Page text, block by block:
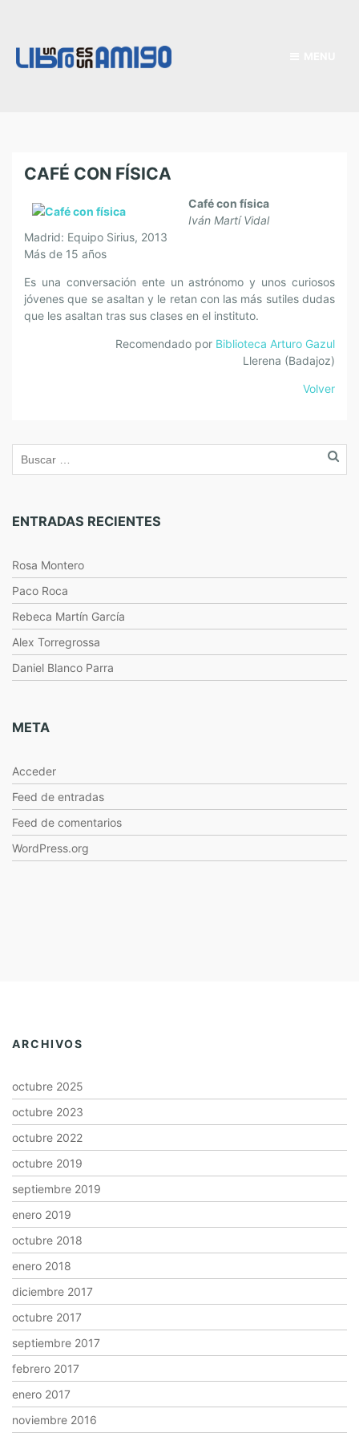
CAFÉ CON FÍSICA
Café con física
Iván Martí Vidal
Madrid: Equipo Sirius, 2013
Más de 15 años
Es una conversación ente un astrónomo y unos curiosos
jóvenes que se asaltan y le retan con las más sutiles dudas
que les asaltan tras sus clases en el instituto.
Recomendado por Biblioteca Arturo Gazul
Llerena (Badajoz)
Volver
ENTRADAS RECIENTES
Rosa Montero
Paco Roca
Rebeca Martín García
Alex Torregrossa
Daniel Blanco Parra
META
Acceder
Feed de entradas
Feed de comentarios
WordPress.org
ARCHIVOS
octubre 2025
octubre 2023
octubre 2022
octubre 2019
septiembre 2019
enero 2019
octubre 2018
enero 2018
diciembre 2017
octubre 2017
septiembre 2017
febrero 2017
enero 2017
noviembre 2016